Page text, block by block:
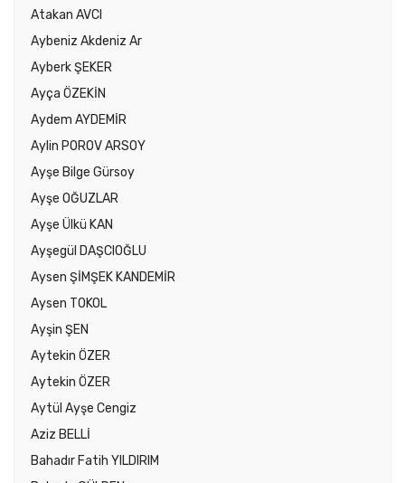
Atakan AVCI
Aybeniz Akdeniz Ar
Ayberk ŞEKER
Ayça ÖZEKİN
Aydem AYDEMİR
Aylin POROV ARSOY
Ayşe Bilge Gürsoy
Ayşe OĞUZLAR
Ayşe Ülkü KAN
Ayşegül DAŞCIOĞLU
Aysen ŞİMŞEK KANDEMİR
Aysen TOKOL
Ayşin ŞEN
Aytekin ÖZER
Aytekin ÖZER
Aytül Ayşe Cengiz
Aziz BELLİ
Bahadır Fatih YILDIRIM